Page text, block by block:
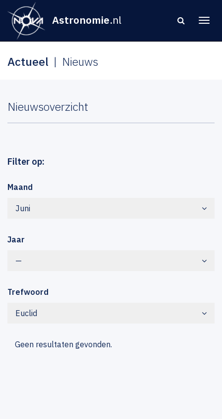
Astronomie.nl
Actueel Nieuws
Nieuwsoverzicht
Filter op:
Maand
Juni
Jaar
—
Trefwoord
Euclid
Geen resultaten gevonden.